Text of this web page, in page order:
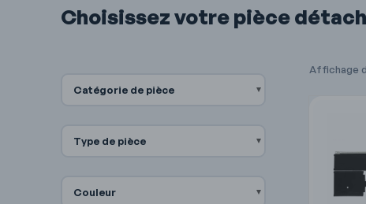
Choisissez votre pièce
Catégorie de pièce
Type de pièce
Couleur
Affichage